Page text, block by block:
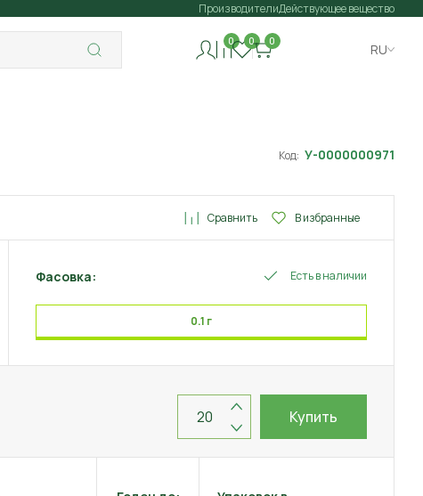
ПроизводителиДействующее вещество
0 0 0
RU
Код: У-0000000971
Сравнить В избранные
Фасовка: Есть в наличии
0.1 г
Купить